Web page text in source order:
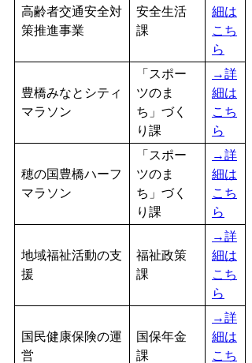
高齢者交通安全対
策推進事業
安全生活
課
細は
こち
ら
豊橋みなとシティ
マラソン
「スポー
ツのま
ち」づく
り課
→詳
細は
こち
ら
穂の国豊橋ハーフ
マラソン
「スポー
ツのま
ち」づく
り課
→詳
細は
こち
ら
地域福祉活動の支
援
福祉政策
課
→詳
細は
こち
ら
国民健康保険の運
営
国保年金
課
→詳
細は
こち